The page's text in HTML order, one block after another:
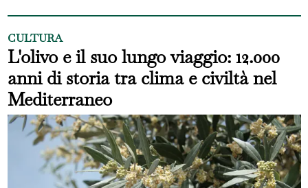
CULTURA
L'olivo e il suo lungo viaggio: 12.000
anni di storia tra clima e civiltà nel
Mediterraneo